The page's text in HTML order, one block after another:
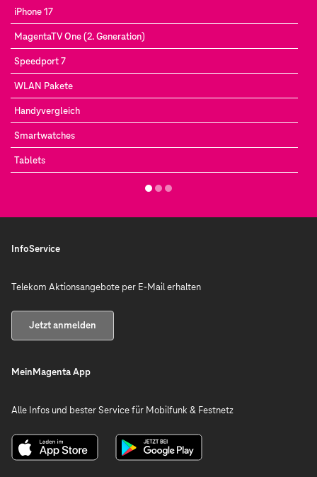
iPhone 17
MagentaTV One (2. Generation)
Speedport 7
WLAN Pakete
Handyvergleich
Smartwatches
Tablets
InfoService
Telekom Aktionsangebote per E-Mail erhalten
Jetzt anmelden
MeinMagenta App
Alle Infos und bester Service für Mobilfunk & Festnetz